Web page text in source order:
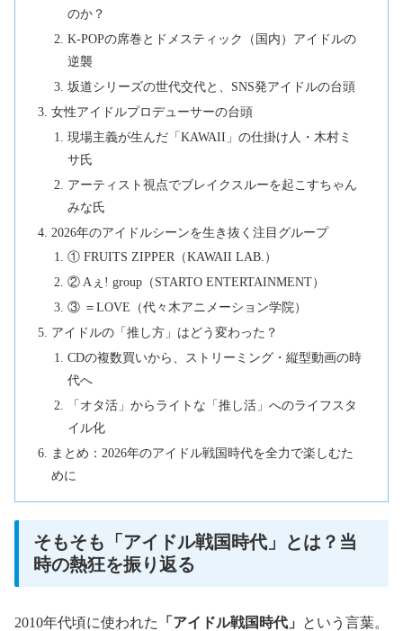
のか？
K-POPの席巻とドメスティック（国内）アイドルの
逆襲
坂道シリーズの世代交代と、SNS発アイドルの台頭
女性アイドルプロデューサーの台頭
現場主義が生んだ「KAWAII」の仕掛け人・木村ミ
サ氏
アーティスト視点でブレイクスルーを起こすちゃん
みな氏
2026年のアイドルシーンを生き抜く注目グループ
① FRUITS ZIPPER（KAWAII LAB.）
② Aぇ! group（STARTO ENTERTAINMENT）
③ ＝LOVE（代々木アニメーション学院）
アイドルの「推し方」はどう変わった？
CDの複数買いから、ストリーミング・縦型動画の時
代へ
「オタ活」からライトな「推し活」へのライフスタ
イル化
まとめ：2026年のアイドル戦国時代を全力で楽しむた
めに
そもそも「アイドル戦国時代」とは？当
時の熱狂を振り返る
2010年代頃に使われた 「アイドル戦国時代」 という言葉。